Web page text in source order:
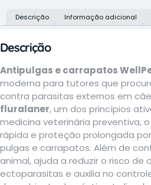
Descrição Informação adicional
Descrição
Antipulgas e carrapatos
moderna para tutores que
contra parasitas externos em
fluralaner, um dos princípios
medicina veterinária preventiva,
rápida e proteção prolongada
pulgas e carrapatos. Além de
animal, ajuda a reduzir o risco
ectoparasitas e auxilia no